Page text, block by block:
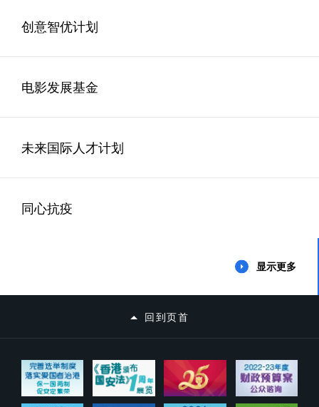
创意智优计划
电影发展基金
未来国际人才计划
同心抗疫
显示更多
回到页首